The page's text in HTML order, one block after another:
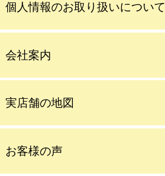
個人情報のお取り扱いについて
会社案内
実店舗の地図
お客様の声